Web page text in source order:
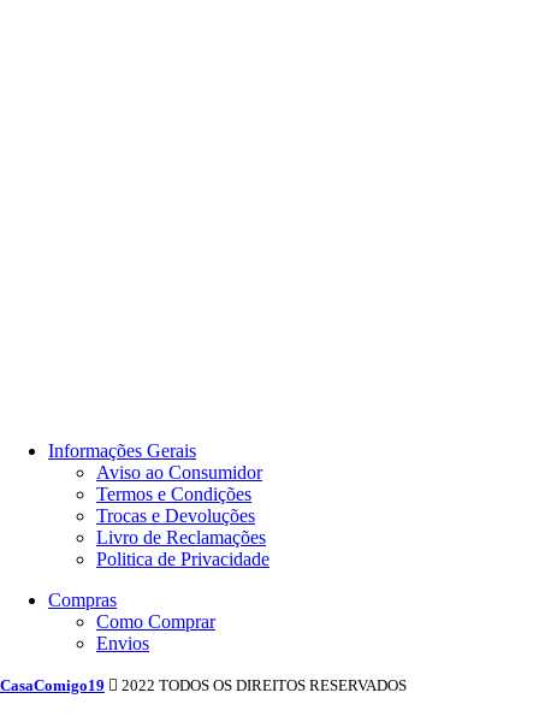
Informações Gerais
Aviso ao Consumidor
Termos e Condições
Trocas e Devoluções
Livro de Reclamações
Politica de Privacidade
Compras
Como Comprar
Envios
CasaComigo19 2022 TODOS OS DIREITOS RESERVADOS